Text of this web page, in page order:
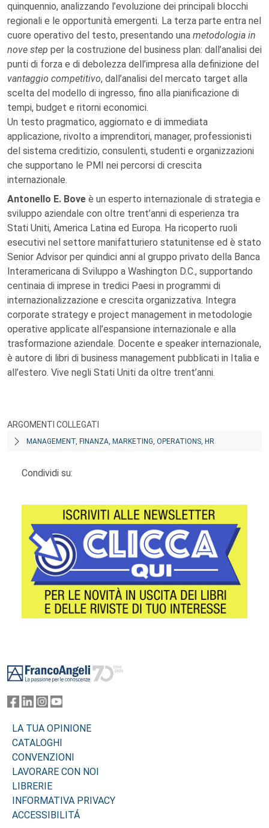
quinquennio, analizzando l’evoluzione dei principali blocchi
regionali e le opportunità emergenti. La terza parte entra nel
cuore operativo del testo, presentando una metodologia in
nove step per la costruzione del business plan: dall’analisi dei
punti di forza e di debolezza dell’impresa alla definizione del
vantaggio competitivo, dall’analisi del mercato target alla
scelta del modello di ingresso, fino alla pianificazione di
tempi, budget e ritorni economici.
Un testo pragmatico, aggiornato e di immediata
applicazione, rivolto a imprenditori, manager, professionisti
del sistema creditizio, consulenti, studenti e organizzazioni
che supportano le PMI nei percorsi di crescita
internazionale.
Antonello E. Bove è un esperto internazionale di strategia e
sviluppo aziendale con oltre trent’anni di esperienza tra
Stati Uniti, America Latina ed Europa. Ha ricoperto ruoli
esecutivi nel settore manifatturiero statunitense ed è stato
Senior Advisor per quindici anni al gruppo privato della Banca
Interamericana di Sviluppo a Washington D.C., supportando
centinaia di imprese in tredici Paesi in programmi di
internazionalizzazione e crescita organizzativa. Integra
corporate strategy e project management in metodologie
operative applicate all’espansione internazionale e alla
trasformazione aziendale. Docente e speaker internazionale,
è autore di libri di business management pubblicati in Italia e
all’estero. Vive negli Stati Uniti da oltre trent’anni.
ARGOMENTI COLLEGATI
MANAGEMENT, FINANZA, MARKETING, OPERATIONS, HR
Condividi su:
LA TUA OPINIONE
CATALOGHI
CONVENZIONI
LAVORARE CON NOI
LIBRERIE
INFORMATIVA PRIVACY
ACCESSIBILITÁ